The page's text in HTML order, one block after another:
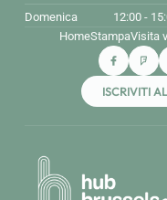
Domenica
12:00 -
HomeStampaVisita
ISCRIVITI